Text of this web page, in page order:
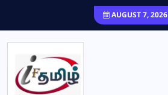
AUGUST 7, 2026